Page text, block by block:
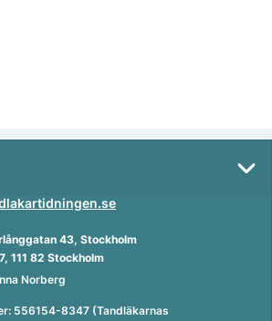
43, Stockholm
111 82 Stockholm
Norberg
556154-8347 (Tandläkarnas